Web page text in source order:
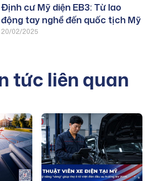
Định cư Mỹ diện EB3: Từ lao
động tay nghề đến quốc tịch Mỹ
20/02/2025
tức liên quan